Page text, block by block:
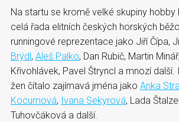
Na startu se kromě velké skupiny
celá řada elitních českých horských
runningové reprezentace jako Jiří Čípa,
Brýdl, Aleš Palko, Dan Rubič, Martin
Křivohlávek, Pavel Štryncl a mnozí
žen čítalo zajímavá jména jako Anka
Kocumová, Ivana Sekyrová, Lada
Tuhovčáková a další.